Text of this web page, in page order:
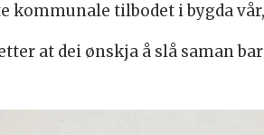
kommunale tilbodet i bygda
at dei ønskja å slå saman